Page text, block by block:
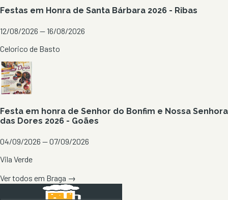
Festas em Honra de Santa Bárbara 2026 - Ribas
12/08/2026 — 16/08/2026
Celorico de Basto
Festa em honra de Senhor do Bonfim e Nossa Senhora
das Dores 2026 - Goães
04/09/2026 — 07/09/2026
Vila Verde
Ver todos em Braga →